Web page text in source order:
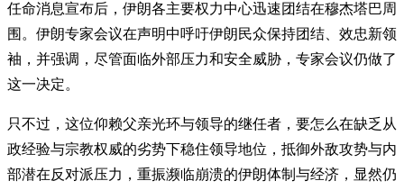
任命消息宣布后，伊朗各主要权力中心迅速团结在穆杰塔巴周
围。伊朗专家会议在声明中呼吁伊朗民众保持团结、效忠新领
袖，并强调，尽管面临外部压力和安全威胁，专家会议仍做了
这一决定。
只不过，这位仰赖父亲光环与领导的继任者，要怎么在缺乏从
政经验与宗教权威的劣势下稳住领导地位，抵御外敌攻势与内
部潜在反对派压力，重振濒临崩溃的伊朗体制与经济，显然仍